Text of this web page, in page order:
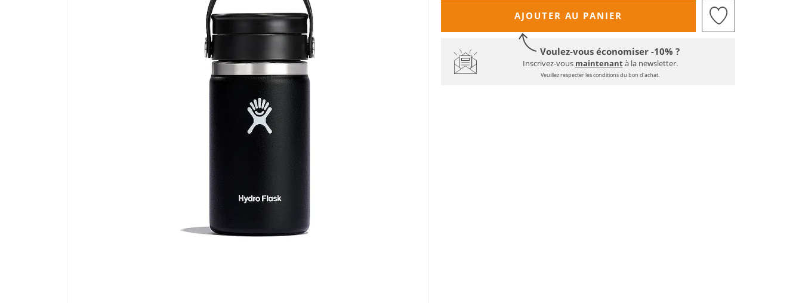
AJOUTER AU PANIER
Voulez-vous économiser -10% ?
Inscrivez-vous maintenantà la newsletter.
Veuillez respecter les conditions du bon d'achat.